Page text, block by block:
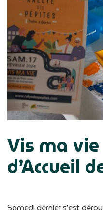
Vis ma vie
d’Accueil
Samedi dernier s’est